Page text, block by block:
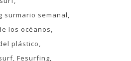
surmario semanal
los océanos
plástico
Fesurfing